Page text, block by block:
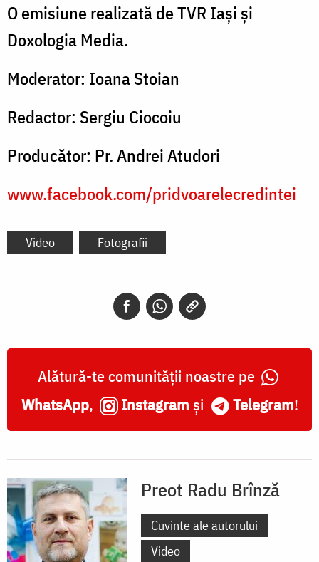
O emisiune realizată de TVR Iaşi şi
Doxologia Media.
Moderator: Ioana Stoian
Redactor: Sergiu Ciocoiu
Producător: Pr. Andrei Atudori
www.facebook.com/pridvoarelecredintei
Video Fotografii
Alătură-te comunității noastre pe
WhatsApp, Instagram și Telegram!
Preot Radu Brînză
Cuvinte ale autorului
Video